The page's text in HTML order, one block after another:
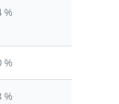
%
%
%